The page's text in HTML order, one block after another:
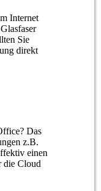
Internet
Sie
direkt
Das
z.B.
einen
die Cloud